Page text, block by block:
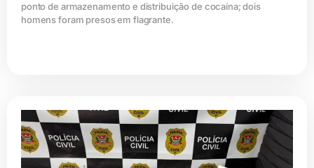
ponto de armazenamento e distribuição de cocaína; dois
homens foram presos em flagrante.